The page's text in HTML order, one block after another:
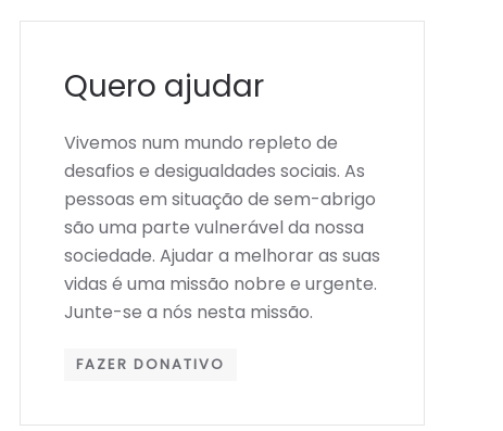
Quero ajudar
Vivemos num mundo repleto de
desafios e desigualdades sociais. As
pessoas em situação de sem-abrigo
são uma parte vulnerável da nossa
sociedade. Ajudar a melhorar as suas
vidas é uma missão nobre e urgente.
Junte-se a nós nesta missão.
FAZER DONATIVO